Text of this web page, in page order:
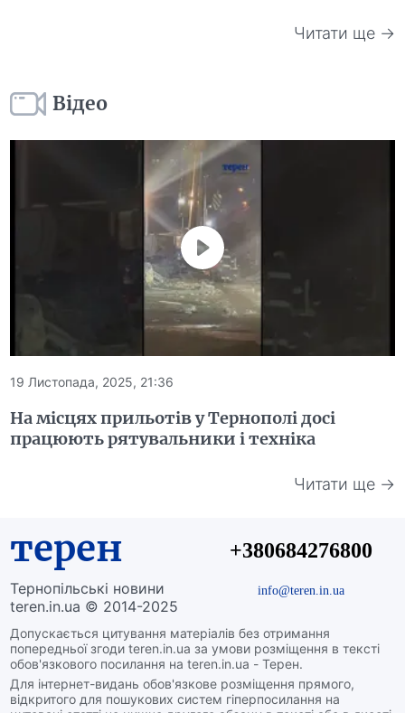
Читати ще →
Відео
19 Листопада, 2025, 21:36
На місцях прильотів у Тернополі досі
працюють рятувальники і техніка
Читати ще →
терен
Тернопільські новини
teren.in.ua © 2014-2025
Допускається цитування матеріалів без отримання
попередньої згоди teren.in.ua за умови розміщення в тексті
обов'язкового посилання на teren.in.ua - Терен.
Для інтернет-видань обов'язкове розміщення прямого,
відкритого для пошукових систем гіперпосилання на
+380684276800
info@teren.in.ua